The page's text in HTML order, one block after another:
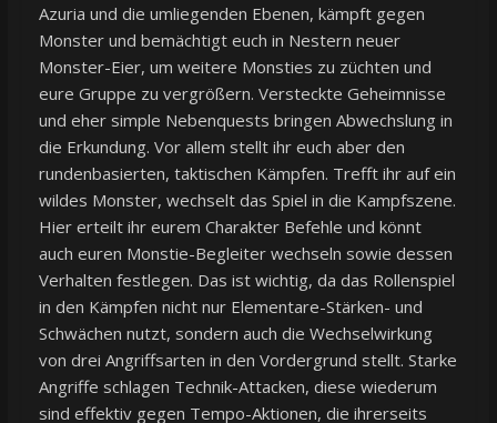
Azuria und die umliegenden Ebenen, kämpft gegen
Monster und bemächtigt euch in Nestern neuer
Monster-Eier, um weitere Monsties zu züchten und
eure Gruppe zu vergrößern. Versteckte Geheimnisse
und eher simple Nebenquests bringen Abwechslung in
die Erkundung. Vor allem stellt ihr euch aber den
rundenbasierten, taktischen Kämpfen. Trefft ihr auf ein
wildes Monster, wechselt das Spiel in die Kampfszene.
Hier erteilt ihr eurem Charakter Befehle und könnt
auch euren Monstie-Begleiter wechseln sowie dessen
Verhalten festlegen. Das ist wichtig, da das Rollenspiel
in den Kämpfen nicht nur Elementare-Stärken- und
Schwächen nutzt, sondern auch die Wechselwirkung
von drei Angriffsarten in den Vordergrund stellt. Starke
Angriffe schlagen Technik-Attacken, diese wiederum
sind effektiv gegen Tempo-Aktionen, die ihrerseits